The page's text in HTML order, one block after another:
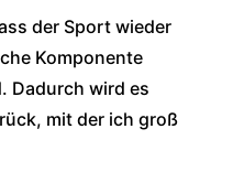
der Sport wieder
Komponente
Dadurch wird es
mit der ich groß